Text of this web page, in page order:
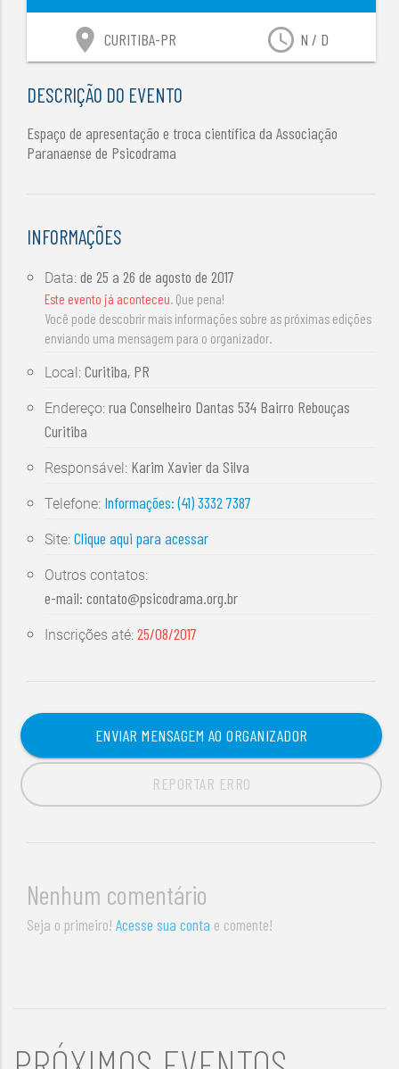
access_time N / D
location_on CURITIBA-PR
DESCRIÇÃO DO EVENTO
Espaço de apresentação e troca científica da Associação
Paranaense de Psicodrama
INFORMAÇÕES
Data:de 25 a 26 de agosto de 2017
Este evento já aconteceu. Que pena!
Você pode descobrir mais informações sobre as próximas edições
enviando uma mensagem para o organizador.
Local:Curitiba, PR
Endereço:rua Conselheiro Dantas 534 Bairro Rebouças
Curitiba
Responsável: Karim Xavier da Silva
Telefone: Informações: (41) 3332 7387
Site:Clique aqui para acessar
Outros contatos:
e-mail:contato@psicodrama.org.br
Inscrições até:25/08/2017
ENVIAR MENSAGEM AO ORGANIZADOR
REPORTAR ERRO
Nenhum comentário
Seja o primeiro!Acesse sua conta e comente!